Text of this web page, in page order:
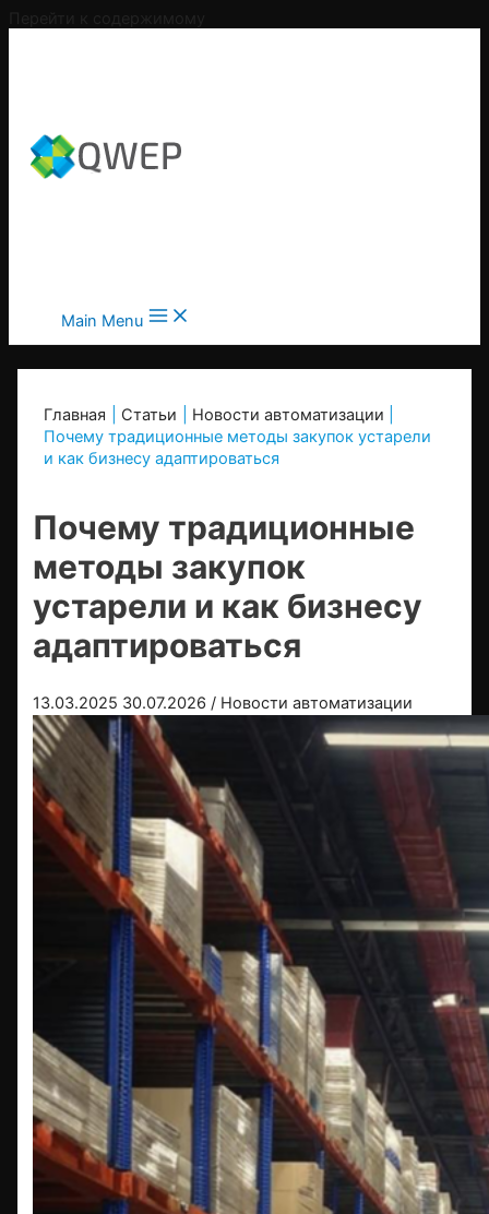
Main Menu
Главная Статьи
Новости автоматизации
Почему традиционные методы закупок устарели
и как бизнесу адаптироваться
Почему традиционные
методы закупок
устарели и как бизнесу
адаптироваться
13.03.2025 30.07.2026 / Новости автоматизации